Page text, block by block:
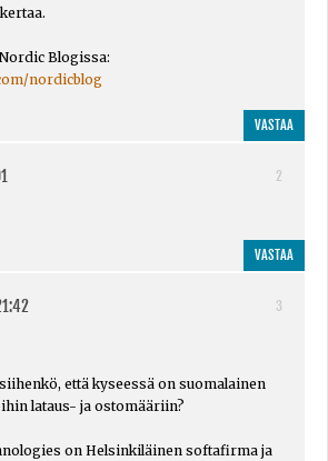
Blogissa:
nordicblog
VASTAA
2
VASTAA
3
että kyseessä on suomalainen
lataus- ja ostomääriin?
on Helsinkiläinen softafirma ja